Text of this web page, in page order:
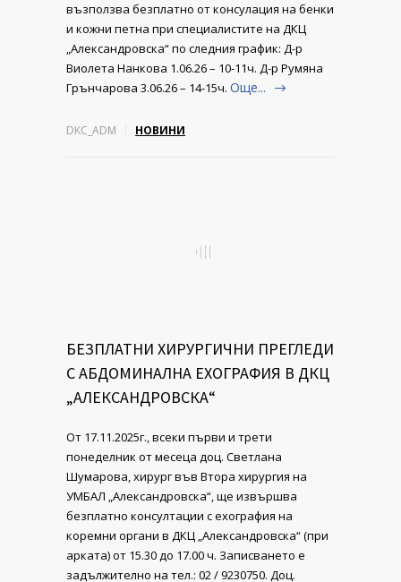
възползва безплатно от консулация на бенки
и кожни петна при специалистите на ДКЦ
„Александровска“ по следния график: Д-р
Виолета Нанкова 1.06.26 – 10-11ч. Д-р Румяна
Грънчарова 3.06.26 – 14-15ч. Още...
DKC_ADM НОВИНИ
БЕЗПЛАТНИ ХИРУРГИЧНИ ПРЕГЛЕДИ
С АБДОМИНАЛНА ЕХОГРАФИЯ В ДКЦ
„АЛЕКСАНДРОВСКА“
От 17.11.2025г., всеки първи и трети
понеделник от месеца доц. Светлана
Шумарова, хирург във Втора хирургия на
УМБАЛ „Александровска“, ще извършва
безплатно консултации с ехография на
коремни органи в ДКЦ „Александровска“ (при
арката) от 15.30 до 17.00 ч. Записването е
задължително на тел.: 02 / 9230750. Доц.